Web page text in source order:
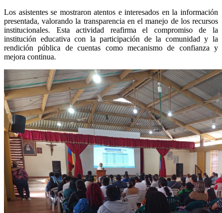
Los asistentes se mostraron atentos e interesados en la información
presentada, valorando la transparencia en el manejo de los recursos
institucionales. Esta actividad reafirma el compromiso de la
institución educativa con la participación de la comunidad y la
rendición pública de cuentas como mecanismo de confianza y
mejora continua.